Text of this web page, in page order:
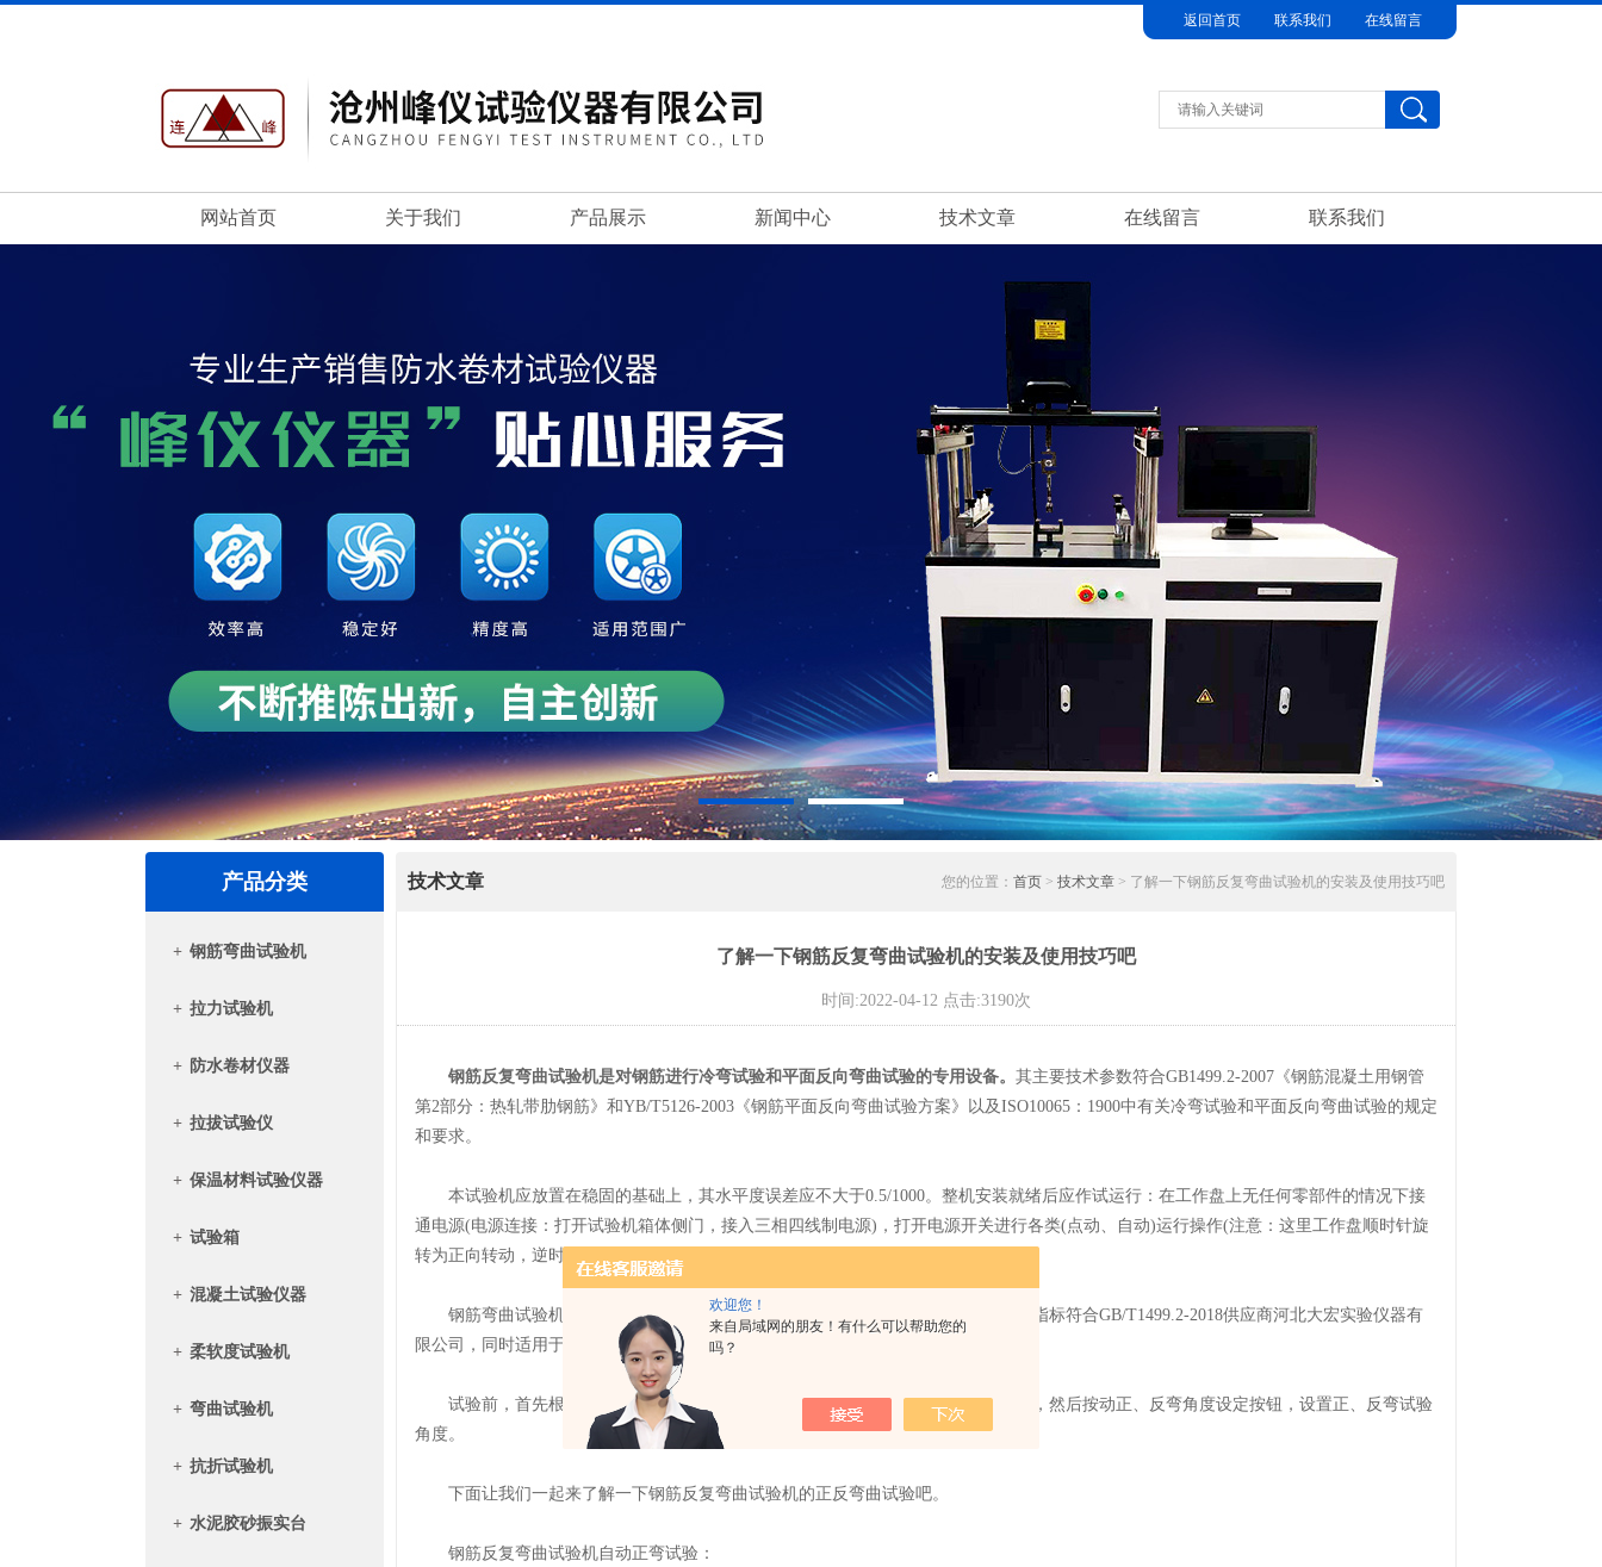
欢迎您！
来自局域网的朋友！有什么可以帮助您的
吗？
返回首页 联系我们 在线留言
网站首页 关于我们 产品展示 新闻中心 技术文章 在线留言 联系我们
产品分类
+ 钢筋弯曲试验机
+ 拉力试验机
+ 防水卷材仪器
+ 拉拔试验仪
+ 保温材料试验仪器
+ 试验箱
+ 混凝土试验仪器
+ 柔软度试验机
+ 弯曲试验机
+ 抗折试验机
+ 水泥胶砂振实台
技术文章 您的位置： 首页 > 技术文章 > 了解一下钢筋反复弯曲试验机的安装及使用技巧吧
了解一下钢筋反复弯曲试验机的安装及使用技巧吧
时间:2022-04-12 点击:3190次
钢筋反复弯曲试验机是对钢筋进行冷弯试验和平面反向弯曲试验的专用设备。 其主要技术参数符合GB1499.2-2007《钢筋混凝土用钢管
第2部分：热轧带肋钢筋》和YB/T5126-2003《钢筋平面反向弯曲试验方案》以及ISO10065：1900中有关冷弯试验和平面反向弯曲试验的规定
和要求。
本试验机应放置在稳固的基础上，其水平度误差应不大于0.5/1000。整机安装就绪后应作试运行：在工作盘上无任何零部件的情况下接
通电源(电源连接：打开试验机箱体侧门，接入三相四线制电源)，打开电源开关进行各类(点动、自动)运行操作(注意：这里工作盘顺时针旋
转为正向转动，逆时针为反向转动。
钢筋弯曲试验机是对钢筋进行平面弯曲试验的测试设备，该设备主要技术参数和指标符合GB/T1499.2-2018供应商河北大宏实验仪器有
限公司，同时适用于建筑行业现场钢筋弯曲，达到试验与施工一机两用。
试验前，首先根据试验要求将对应的弯心轴弯心套和工作辊正确安装到工作盘上，然后按动正、反弯角度设定按钮，设置正、反弯试验
角度。
下面让我们一起来了解一下钢筋反复弯曲试验机的正反弯曲试验吧。
钢筋反复弯曲试验机自动正弯试验：